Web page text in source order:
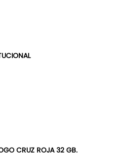
CRUZ ROJA 32 GB.